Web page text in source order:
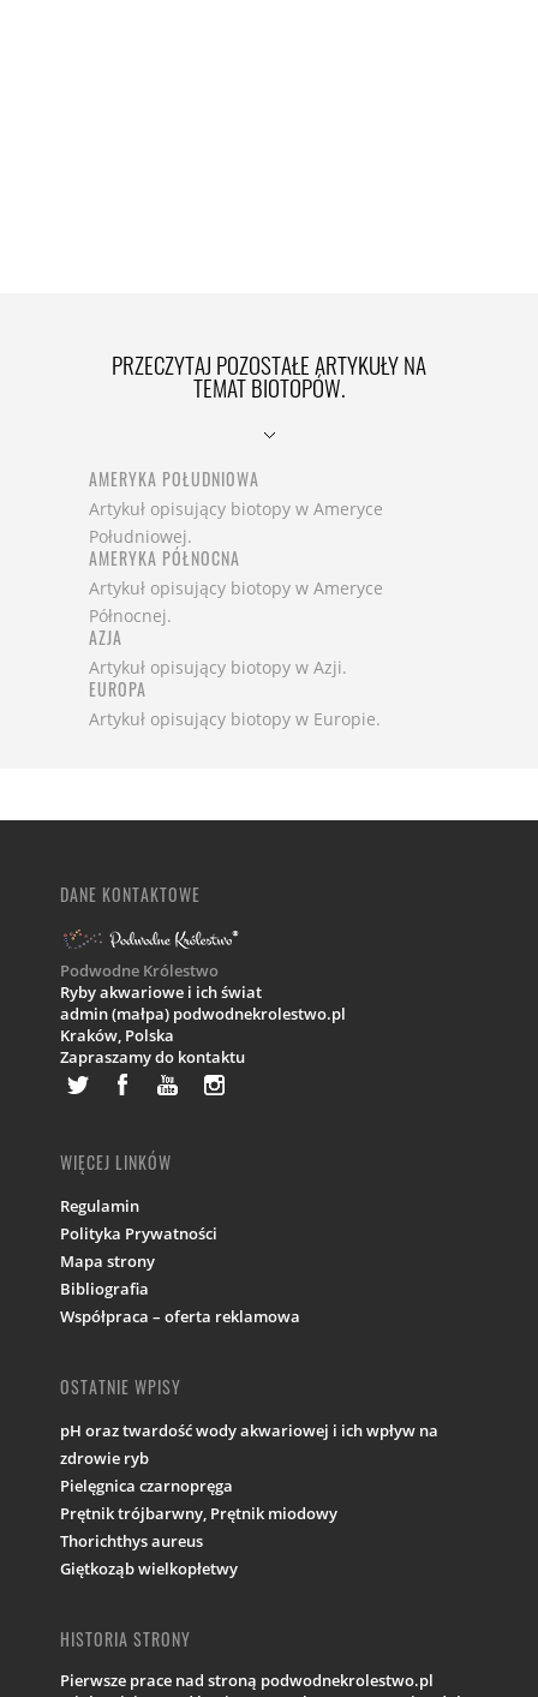
PRZECZYTAJ POZOSTAŁE ARTYKUŁY NA
TEMAT BIOTOPÓW.
AMERYKA POŁUDNIOWA
Artykuł opisujący biotopy w Ameryce
Południowej.
AMERYKA PÓŁNOCNA
Artykuł opisujący biotopy w Ameryce
Północnej.
AZJA
Artykuł opisujący biotopy w Azji.
EUROPA
Artykuł opisujący biotopy w Europie.
DANE KONTAKTOWE
Podwodne Królestwo
Ryby akwariowe i ich świat
admin (małpa) podwodnekrolestwo.pl
Kraków, Polska
Zapraszamy do kontaktu
WIĘCEJ LINKÓW
Regulamin
Polityka Prywatności
Mapa strony
Bibliografia
Współpraca – oferta reklamowa
OSTATNIE WPISY
pH oraz twardość wody akwariowej i ich wpływ na
zdrowie ryb
Pielęgnica czarnopręga
Prętnik trójbarwny, Prętnik miodowy
Thorichthys aureus
Giętkoząb wielkopłetwy
HISTORIA STRONY
Pierwsze prace nad stroną podwodnekrolestwo.pl